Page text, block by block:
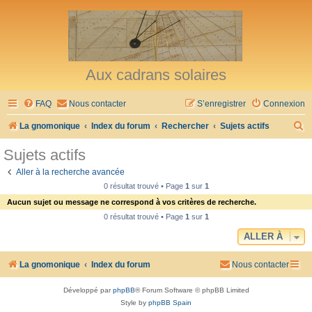
Aux cadrans solaires
FAQ Nous contacter Connexion
S’enregistrer
La gnomonique Index du forum Rechercher Sujets actifs
h
Sujets actifs
Aller à la recherche avancée
0 résultat trouvé • Page 1sur 1
Aucun sujet ou message ne correspond à vos critères de recherche.
0 résultat trouvé • Page 1sur 1
ALLER À
La gnomonique Index du forum Nous contacter
Développé parphpBB® Forum Software © phpBB Limited
Style by phpBB Spain